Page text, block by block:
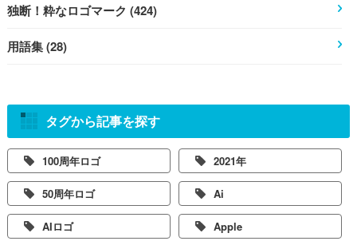
独断！粋なロゴマーク (424)
用語集 (28)
タグから記事を探す
100周年ロゴ 2021年
50周年ロゴ Ai
AIロゴ Apple